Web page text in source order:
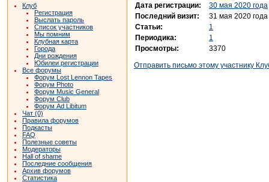
Клуб
Регистрация
Выслать пароль
Список участников
Мы помним
Клубная карта
Города
Дни рождения
Юбилеи регистрации
Все форумы
Форум Lost Lennon Tapes
Форум Photo
Форум Music General
Форум Club
Форум Ad Libitum
Чат (0)
Правила форумов
Подкасты
FAQ
Полезные советы
Модераторы
Hall of shame
Последние сообщения
Архив форумов
Статистика
Дата регистрации:
30 мая 2020 года
Последний визит:
31 мая 2020 года
Статьи:
1
Периодика:
1
Просмотры:
3370
Отправить письмо этому участнику